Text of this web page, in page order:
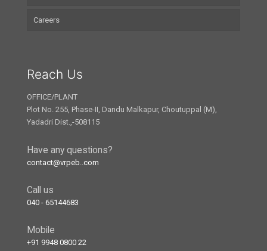
Careers
Reach Us
OFFICE/PLANT
Plot No. 255, Phase-II, Dandu Malkapur, Choutuppal (M),
Yadadri Dist.,-508115
Have any questions?
contact@vrpeb..com
Call us
040 - 65144683
Mobile
+91 9948 0800 22